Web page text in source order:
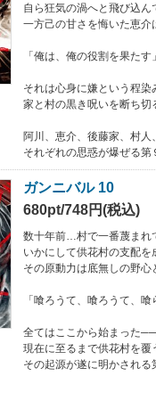
自ら狂気の渦へと飛び込ん
一方己の甘さを悔いた恵介
「俺は、俺の役割を果たす
それは心身に嫌という程染
家と村の黒き呪いを断ち切
阿川、恵介、後藤家、村
それぞれの思惑が爆ぜる第
ガンニバル 10
680pt/748円(税込)
数十年前…村で一番蔑まれ
いかにして供花村の支配を
その原動力は底無しの野
「喰ろうて、喰ろうて、喰
全てはここから始まった──
現在に至るまで供花村を覆
その起源が遂に明かされる